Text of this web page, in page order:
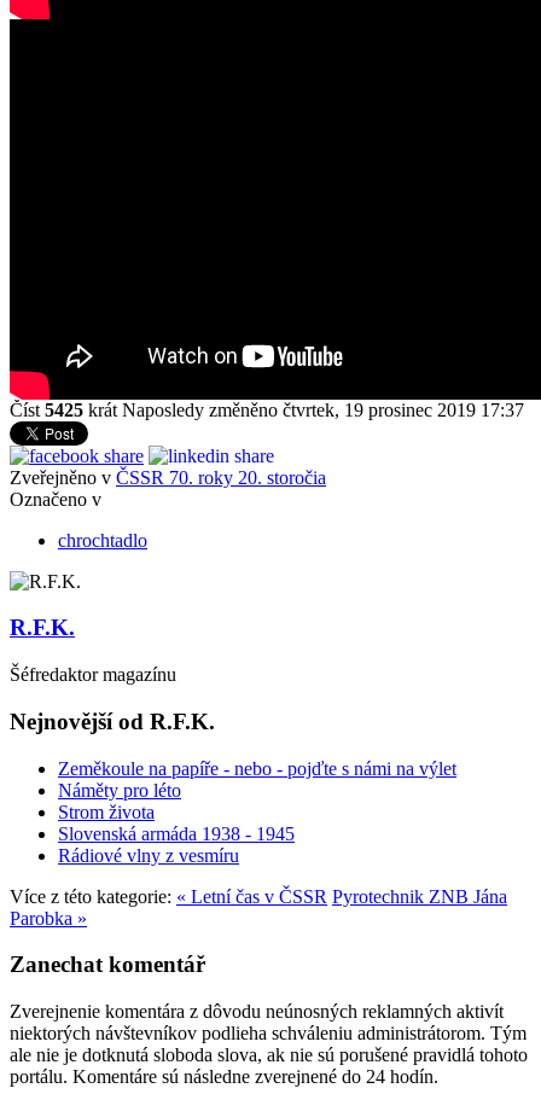
Číst 5425 krát Naposledy změněno čtvrtek, 19 prosinec 2019 17:37
Zveřejněno v ČSSR 70. roky 20. storočia
Označeno v
chrochtadlo
R.F.K.
Šéfredaktor magazínu
Nejnovější od R.F.K.
Zeměkoule na papíře - nebo - pojďte s námi na výlet
Náměty pro léto
Strom života
Slovenská armáda 1938 - 1945
Rádiové vlny z vesmíru
Více z této kategorie: « Letní čas v ČSSR Pyrotechnik ZNB Jána
Parobka »
Zanechat komentář
Zverejnenie komentára z dôvodu neúnosných reklamných aktivít
niektorých návštevníkov podlieha schváleniu administrátorom. Tým
ale nie je dotknutá sloboda slova, ak nie sú porušené pravidlá tohoto
portálu. Komentáre sú následne zverejnené do 24 hodín.